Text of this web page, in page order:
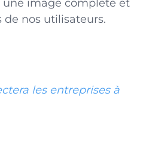
une image complète et
nos utilisateurs.
les entreprises à